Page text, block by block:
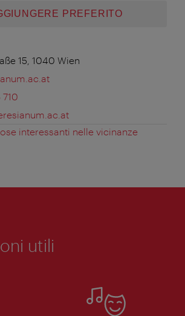
PREFERITO
15, 1040 Wien
710
interessanti nelle vicinanze
utili